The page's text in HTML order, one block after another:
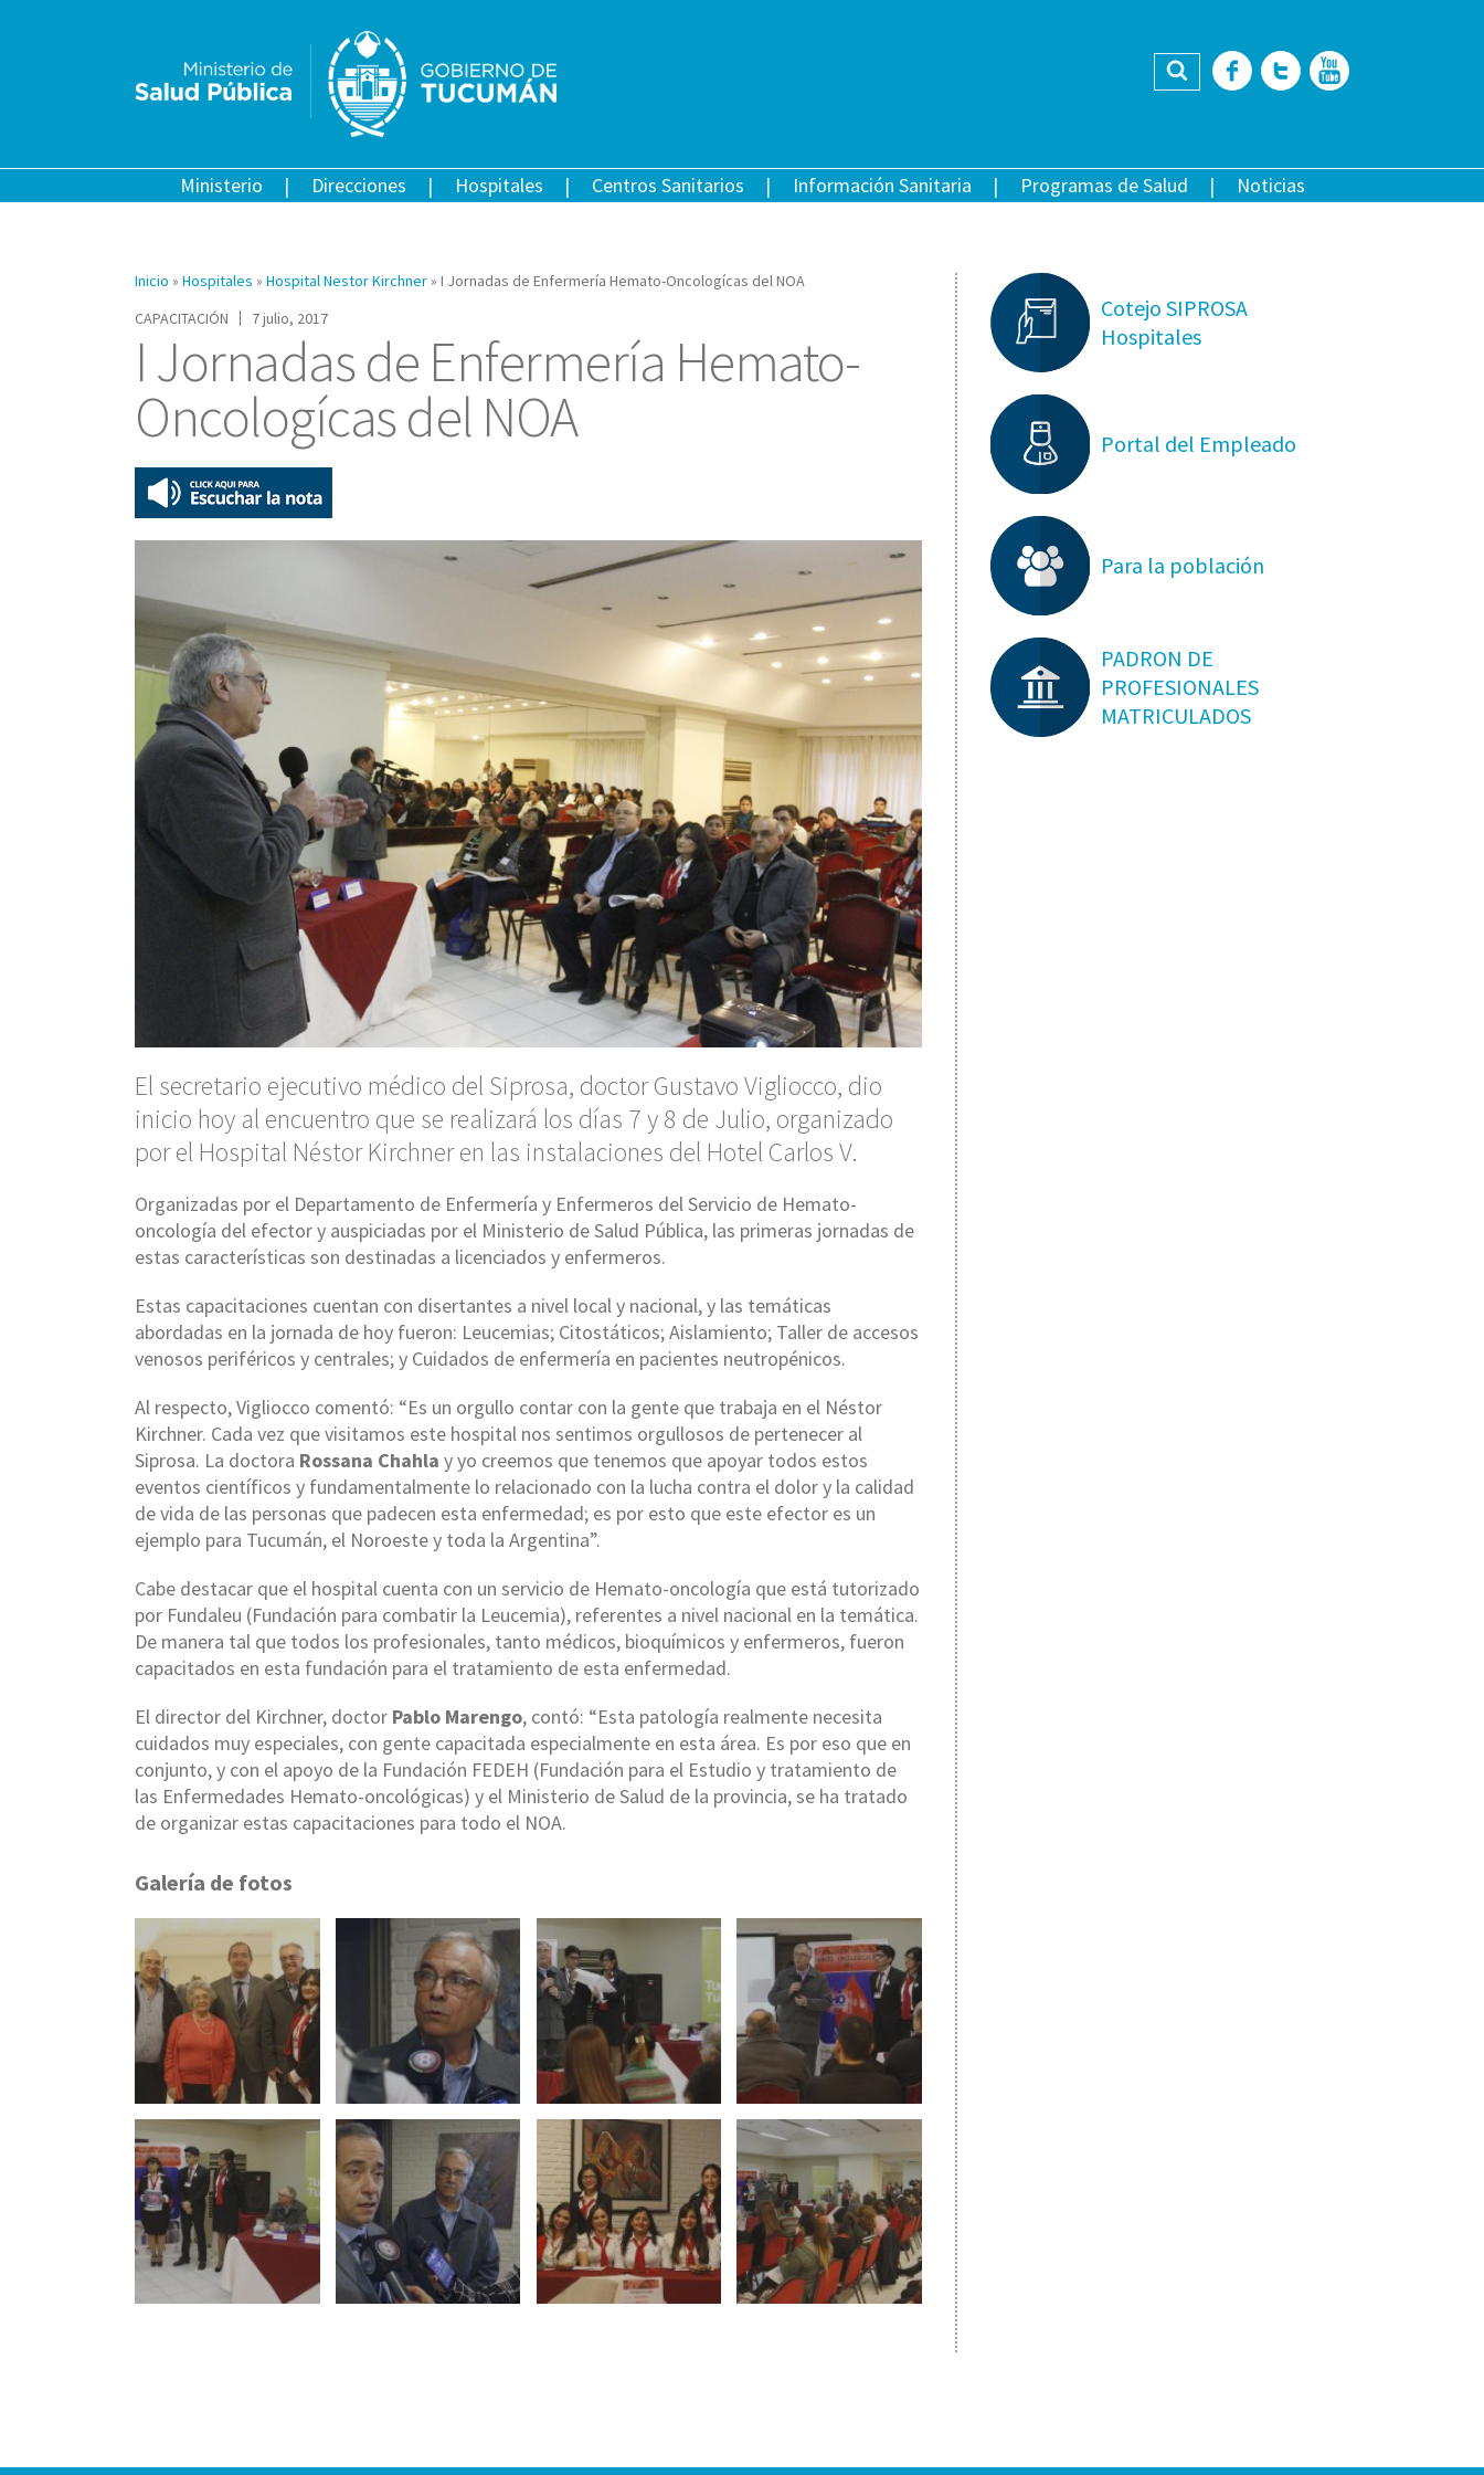
Buscar Facebook
Twitter
Ministerio Direcciones Hospitales Centros Sanitarios Información Sanitaria Programas de Salud Noticias
Inicio » Hospitales » Hospital Nestor Kirchner» I Jornadas de Enfermería Hemato-Oncologícas del NOA
CAPACITACIÓN
7 julio, 2017
I Jornadas de Enfermería Hemato-
Oncologícas del NOA
El secretario ejecutivo médico del Siprosa, doctor Gustavo Vigliocco, dio
inicio hoy al encuentro que se realizará los días 7 y 8 de Julio, organizado
por el Hospital Néstor Kirchner en las instalaciones del Hotel Carlos V.
Organizadas por el Departamento de Enfermería y Enfermeros del Servicio de Hemato-
oncología del efector y auspiciadas por el Ministerio de Salud Pública, las primeras jornadas de
estas características son destinadas a licenciados y enfermeros.
Estas capacitaciones cuentan con disertantes a nivel local y nacional, y las temáticas
abordadas en la jornada de hoy fueron: Leucemias; Citostáticos; Aislamiento; Taller de accesos
venosos periféricos y centrales; y Cuidados de enfermería en pacientes neutropénicos.
Al respecto, Vigliocco comentó: “Es un orgullo contar con la gente que trabaja en el Néstor
Kirchner. Cada vez que visitamos este hospital nos sentimos orgullosos de pertenecer al
Siprosa. La doctora Rossana Chahla y yo creemos que tenemos que apoyar todos estos
eventos científicos y fundamentalmente lo relacionado con la lucha contra el dolor y la calidad
de vida de las personas que padecen esta enfermedad; es por esto que este efector es un
ejemplo para Tucumán, el Noroeste y toda la Argentina”.
Cabe destacar que el hospital cuenta con un servicio de Hemato-oncología que está tutorizado
por Fundaleu (Fundación para combatir la Leucemia), referentes a nivel nacional en la temática.
De manera tal que todos los profesionales, tanto médicos, bioquímicos y enfermeros, fueron
capacitados en esta fundación para el tratamiento de esta enfermedad.
El director del Kirchner, doctor Pablo Marengo, contó: “Esta patología realmente necesita
cuidados muy especiales, con gente capacitada especialmente en esta área. Es por eso que en
conjunto, y con el apoyo de la Fundación FEDEH (Fundación para el Estudio y tratamiento de
las Enfermedades Hemato-oncológicas) y el Ministerio de Salud de la provincia, se ha tratado
de organizar estas capacitaciones para todo el NOA.
Galería de fotos
Cotejo SIPROSA
Hospitales
Portal del Empleado
Para la población
PADRON DE
PROFESIONALES
MATRICULADOS